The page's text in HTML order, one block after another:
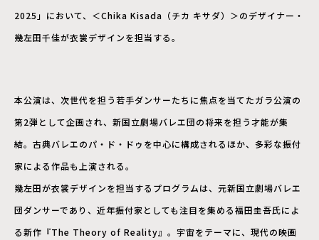
2025」において、＜Chika Kisada（チカ キサダ）＞のデザイナー・
幾左田千佳が衣裳デザインを担当する。
本公演は、次世代を担う若手ダンサーたちに焦点を当てたガラ公演の
第2弾として企画され、新国立劇場バレエ団の将来を担う才能が集
結。古典バレエのパ・ド・ドゥを中心に構成されるほか、多彩な振付
家による作品も上演される。
幾左田が衣裳デザインを担当するプログラムは、元新国立劇場バレエ
団ダンサーであり、近年振付家としても注目を集める福田圭吾氏によ
る新作『The Theory of Reality』。宇宙をテーマに、現代の映画